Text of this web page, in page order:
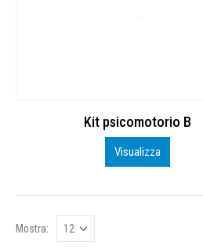
Kit psicomotorio B
Visualizza
Mostra: